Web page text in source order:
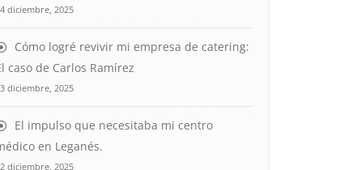
diciembre, 2025
Cómo logré revivir mi empresa de catering:
caso de Carlos Ramírez
diciembre, 2025
El impulso que necesitaba mi centro
en Leganés.
diciembre, 2025